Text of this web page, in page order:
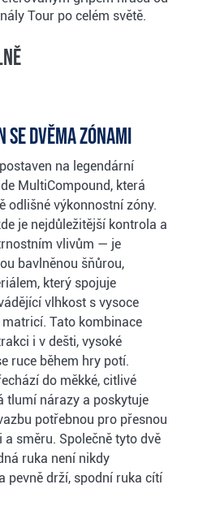
Tour po celém světě.
dvěma zónami
na legendární
MultiCompound, která
odlišné výkonnostní zóny.
je nejdůležitější kontrola a
vlivům — je
bavlněnou šňůrou,
který spojuje
vlhkost s vysoce
Tato kombinace
i v dešti, vysoké
ruce během hry potí.
do měkké, citlivé
tlumí nárazy a poskytuje
potřebnou pro přesnou
směru. Společně tyto dvě
ruka není nikdy
pevně drží, spodní ruka cítí